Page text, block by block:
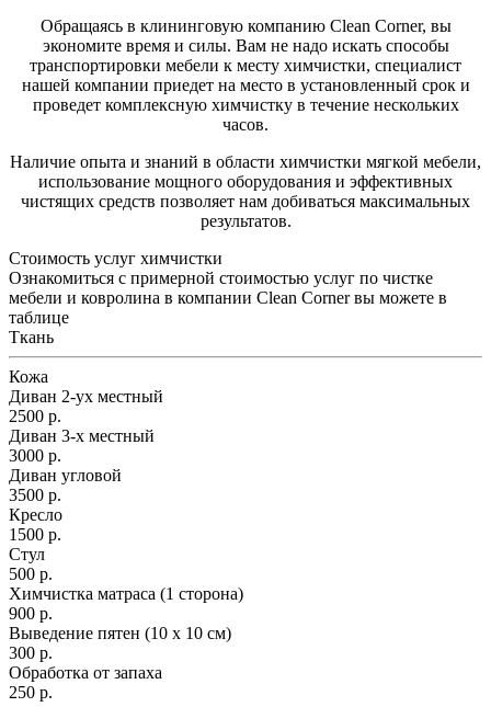
Обращаясь в клининговую компанию Clean Corner, вы
экономите время и силы. Вам не надо искать способы
транспортировки мебели к месту химчистки, специалист
нашей компании приедет на место в установленный срок и
проведет комплексную химчистку в течение нескольких
часов.
Наличие опыта и знаний в области химчистки мягкой мебели,
использование мощного оборудования и эффективных
чистящих средств позволяет нам добиваться максимальных
результатов.
Стоимость услуг химчистки
Ознакомиться с примерной стоимостью услуг по чистке
мебели и ковролина в компании Clean Corner вы можете в
таблице
Ткань
Кожа
Диван 2-ух местный
2500 р.
Диван 3-х местный
3000 р.
Диван угловой
3500 р.
Кресло
1500 р.
Стул
500 р.
Химчистка матраса (1 сторона)
900 р.
Выведение пятен (10 x 10 см)
300 р.
Обработка от запаха
250 р.